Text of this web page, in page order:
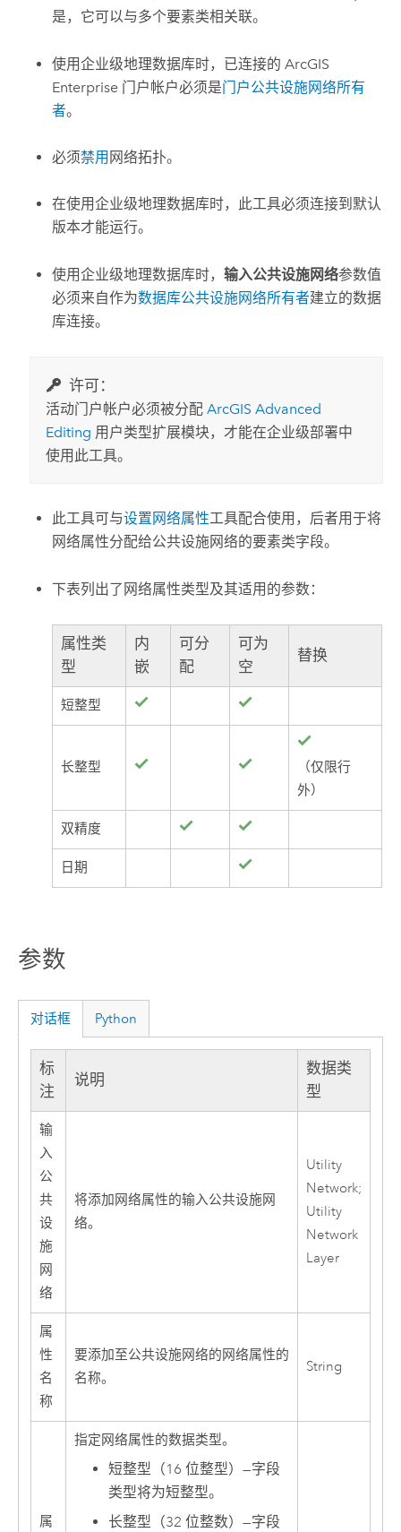
是，它可以与多个要素类相关联。
使用企业级地理数据库时，已连接的ArcGIS
Enterprise 门户帐户必须是门户公共设施网络所有
者。
必须禁用 网络拓扑。
在使用企业级地理数据库时，此工具必须连接到默认
版本才能运行。
使用企业级地理数据库时，输入公共设施网络参数值
必须来自作为数据库公共设施网络所有者建立的数据
库连接。
许可：
活动门户帐户必须被分配ArcGIS Advanced
Editing 用户类型扩展模块，才能在企业级部署中
使用此工具。
此工具可与设置网络属性工具配合使用，后者用于将
网络属性分配给公共设施网络的要素类字段。
下表列出了网络属性类型及其适用的参数：
属性类
型
内
嵌
可分
配
可为
空
替换
短整型
长整型
（仅限行
外）
双精度
日期
参数
对话框 Python
标
注
说明
数据类
型
输
入
公
共
设
施
网
络
将添加网络属性的输入公共设施网
络。
Utility
Network;
Utility
Network
Layer
属
性
名
称
要添加至公共设施网络的网络属性的
名称。
String
属
指定网络属性的数据类型。
短整型（16 位整型）—字段
类型将为短整型。
长整型（32 位整数）—字段